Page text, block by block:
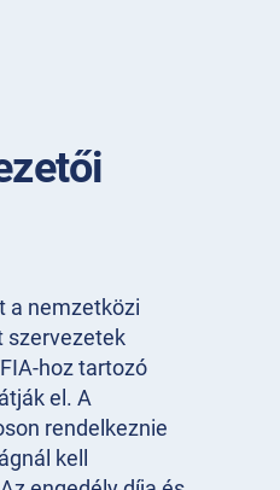
a nemzetközi
szervezetek
hoz tartozó
el. A
rendelkeznie
kell